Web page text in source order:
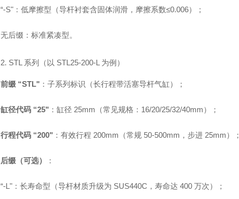
“-S"：低摩擦型（导杆衬套含固体润滑，摩擦系数≤0.006）；
无后缀：标准紧凑型。
2. STL 系列（以 STL25-200-L 为例）
前缀 “STL" ：子系列标识（长行程带活塞导杆气缸）；
缸径代码 “25" ：缸径 25mm（常见规格：16/20/25/32/40mm）；
行程代码 “200" ：有效行程 200mm（常规 50-500mm，步进 25mm）；
后缀（可选） ：
“-L"：长寿命型（导杆材质升级为 SUS440C，寿命达 400 万次）；